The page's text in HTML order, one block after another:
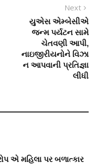
Next
post:
યુએસ એમ્બેસીએ
જન્મ પર્યટન સામે
ચેતવણી આપી,
નાઇજીરીયનોને વિઝા
ન આપવાની પ્રતિજ્ઞા
લીધી
એ મહિલા પર બળાત્કાર